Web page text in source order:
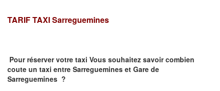
TARIF TAXISarreguemines
Pour réserver votre taxi Vous souhaitez savoircombien
coute un taxi entre Sarreguemines et Gare de
Sarreguemines ?